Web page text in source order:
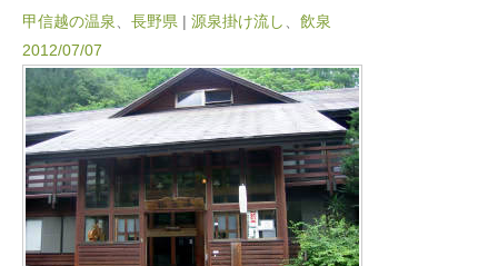
甲信越の温泉 長野県 | 源泉掛け流し
飲泉
2012/07/07